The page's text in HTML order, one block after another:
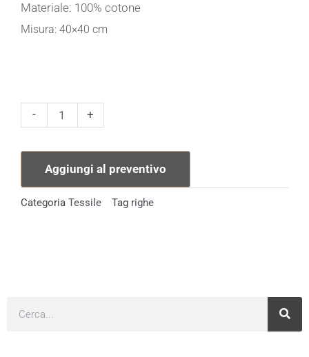
Materiale: 100% cotone
Misura: 40×40 cm
-
Tovagliolo
Grigia
Nero
+
Aggiungi al preventivo
Categoria Tessile Tag righe